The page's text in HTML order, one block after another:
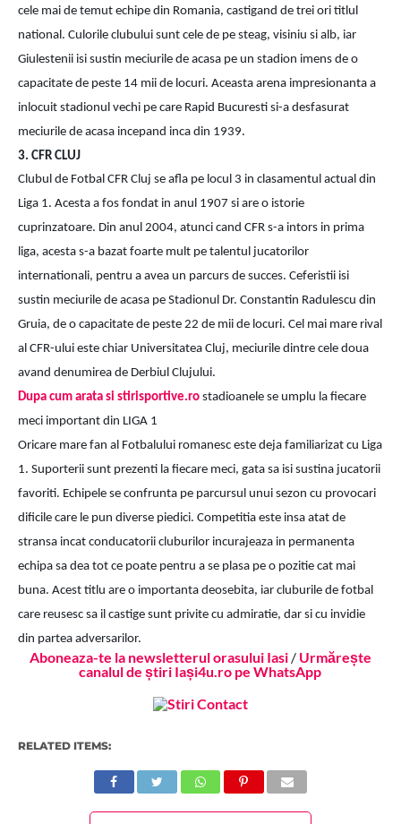
cele mai de temut echipe din Romania, castigand de trei ori titlul
national. Culorile clubului sunt cele de pe steag, visiniu si alb, iar
Giulestenii isi sustin meciurile de acasa pe un stadion imens de o
capacitate de peste 14 mii de locuri. Aceasta arena impresionanta a
inlocuit stadionul vechi pe care Rapid Bucuresti si-a desfasurat
meciurile de acasa incepand inca din 1939.
3. CFR CLUJ
Clubul de Fotbal CFR Cluj se afla pe locul 3 in clasamentul actual din
Liga 1. Acesta a fos fondat in anul 1907 si are o istorie
cuprinzatoare. Din anul 2004, atunci cand CFR s-a intors in prima
liga, acesta s-a bazat foarte mult pe talentul jucatorilor
internationali, pentru a avea un parcurs de succes. Ceferistii isi
sustin meciurile de acasa pe Stadionul Dr. Constantin Radulescu din
Gruia, de o capacitate de peste 22 de mii de locuri. Cel mai mare rival
al CFR-ului este chiar Universitatea Cluj, meciurile dintre cele doua
avand denumirea de Derbiul Clujului.
Dupa cum arata si stirisportive.ro stadioanele se umplu la fiecare
meci important din LIGA 1
Oricare mare fan al Fotbalului romanesc este deja familiarizat cu Liga
1. Suporterii sunt prezenti la fiecare meci, gata sa isi sustina jucatorii
favoriti. Echipele se confrunta pe parcursul unui sezon cu provocari
dificile care le pun diverse piedici. Competitia este insa atat de
stransa incat conducatorii cluburilor incurajeaza in permanenta
echipa sa dea tot ce poate pentru a se plasa pe o pozitie cat mai
buna. Acest titlu are o importanta deosebita, iar cluburile de fotbal
care reusesc sa il castige sunt privite cu admiratie, dar si cu invidie
din partea adversarilor.
Aboneaza-te la newsletterul orasului Iasi/ Urmărește
canalul de știri Iași4u.ro pe WhatsApp
RELATED ITEMS: